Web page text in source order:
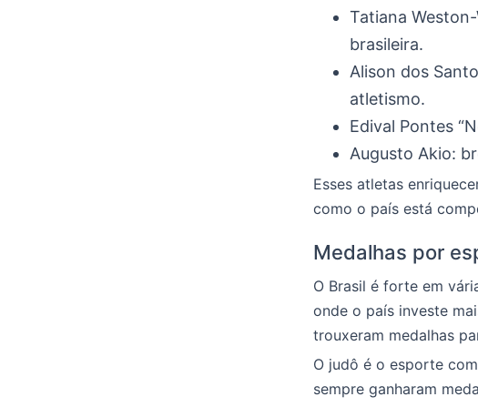
Tatiana
brasileira.
Alison dos
atletismo.
Edival Pontes
Augusto Akio:
Esses atletas
como o país está
Medalhas por
O Brasil é forte em
onde o país investe
trouxeram medalhas
O judô é o esporte
sempre ganharam